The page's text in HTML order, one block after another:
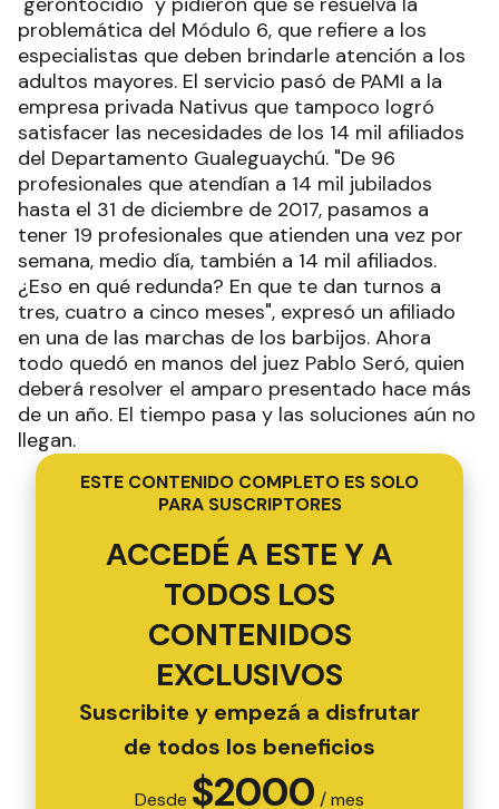
problemática del Módulo 6, que refiere a los
especialistas que deben brindarle atención a los
adultos mayores. El servicio pasó de PAMI a la
empresa privada Nativus que tampoco logró
satisfacer las necesidades de los 14 mil afiliados
del Departamento Gualeguaychú. "De 96
profesionales que atendían a 14 mil jubilados
hasta el 31 de diciembre de 2017, pasamos a
tener 19 profesionales que atienden una vez por
semana, medio día, también a 14 mil afiliados.
¿Eso en qué redunda? En que te dan turnos a
tres, cuatro a cinco meses", expresó un afiliado
en una de las marchas de los barbijos. Ahora
todo quedó en manos del juez Pablo Seró, quien
deberá resolver el amparo presentado hace más
de un año. El tiempo pasa y las soluciones aún no
llegan.
ESTE CONTENIDO COMPLETO ES SOLO
PARA SUSCRIPTORES
ACCEDÉ A ESTE Y A
TODOS LOS
CONTENIDOS
EXCLUSIVOS
Suscribite y empezá a disfrutar
de todos los beneficios
Desde $2000 / mes